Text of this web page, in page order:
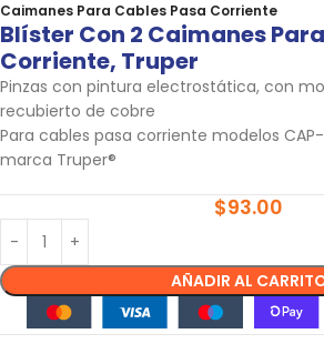
Caimanes Para Cables Pasa Corriente
Blíster Con 2 Caimanes
Corriente, Truper
Pinzas con pintura electrostática, con
recubierto de cobre
Para cables pasa corriente modelos
marca Truper®
$93.00
AÑADIR AL